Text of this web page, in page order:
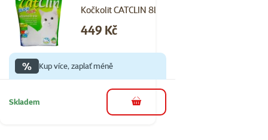
Kočkolit CATCLIN 8l
Cena
449 Kč
% Kup více, zaplať méně
Skladem do košíku